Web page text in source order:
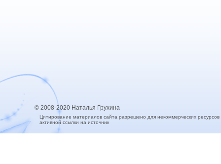
© 2008-2020 Наталья Грухина
Цитирование материалов сайта разрешено для некоммерческих
активной ссылки на источник